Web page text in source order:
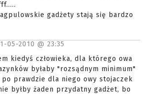
gadżety stają się bardzo
05-2010 @ 23:35
kiedyś człowieka, dla którego owa
byłaby "rozsądnym minimum"
po prawdzie dla niego owy stojaczek
byłby żaden przydatny gadżet, bo